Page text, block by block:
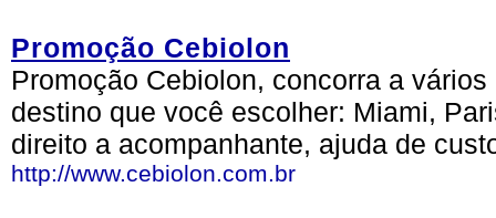
Promoção Cebiolon
Promoção Cebiolon, concorra a
destino que você escolher: Miami,
direito a acompanhante, ajuda de
http://www.cebiolon.com.br